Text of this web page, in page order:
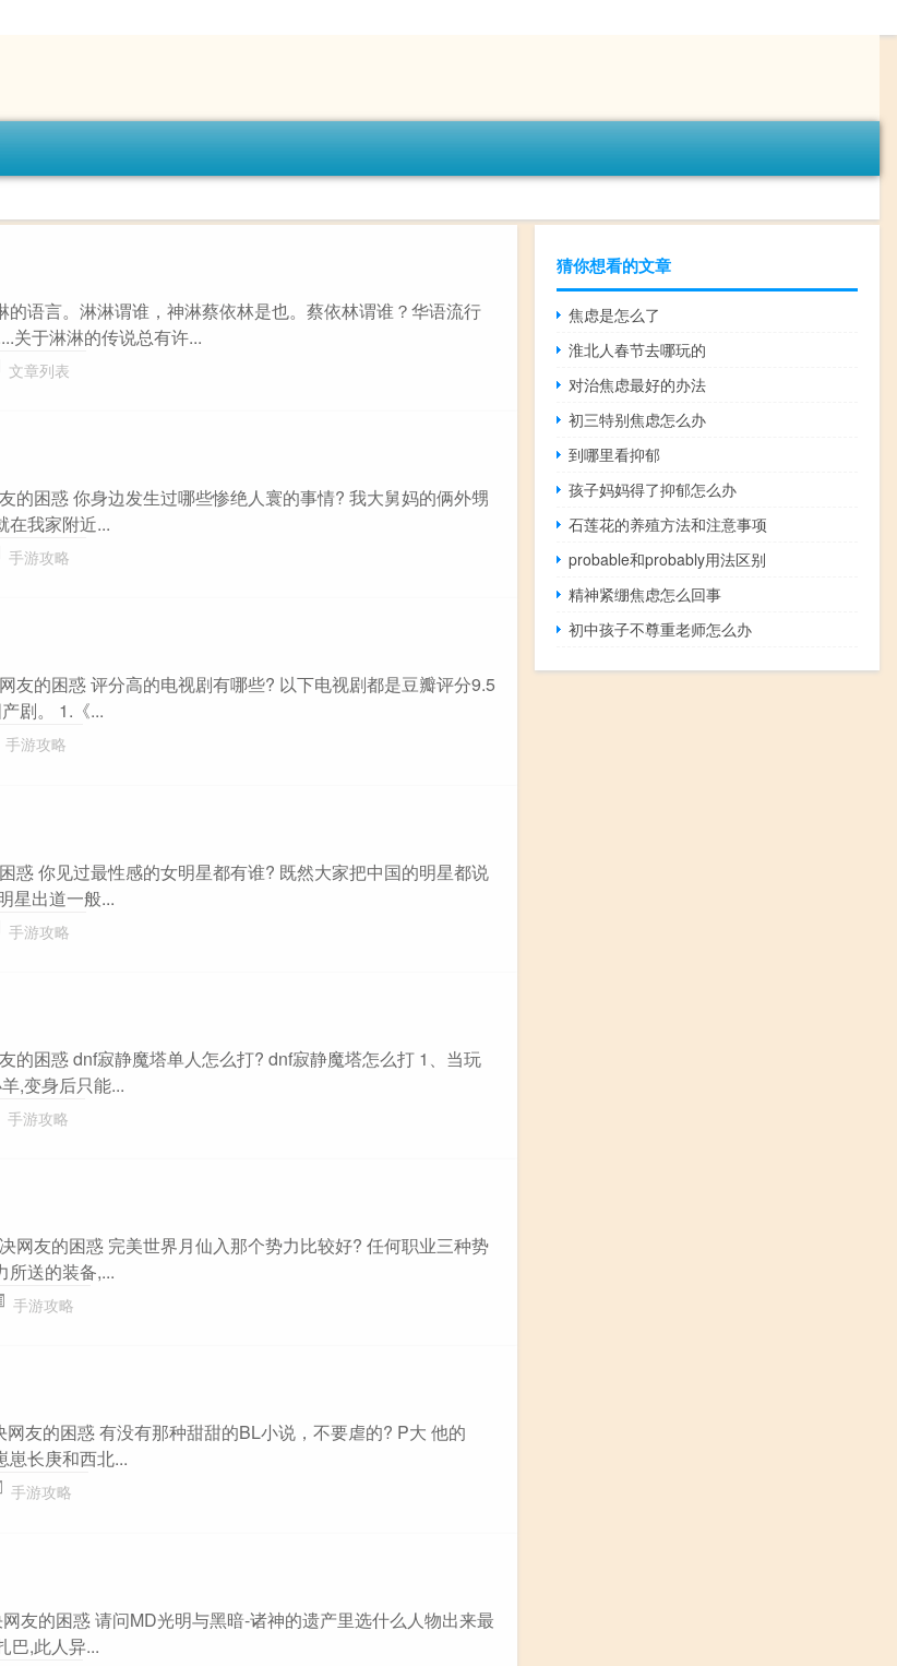
语言。淋淋谓谁，神淋蔡依林是也。蔡依林谓谁？华语流行
关于淋淋的传说总有许...
文章列表
的困惑 你身边发生过哪些惨绝人寰的事情? 我大舅妈的俩外甥
在我家附近...
手游攻略
友的困惑 评分高的电视剧有哪些? 以下电视剧都是豆瓣评分9.5
剧。 1.《...
手游攻略
惑 你见过最性感的女明星都有谁? 既然大家把中国的明星都说
星出道一般...
手游攻略
的困惑 dnf寂静魔塔单人怎么打? dnf寂静魔塔怎么打 1、当玩
,变身后只能...
手游攻略
网友的困惑 完美世界月仙入那个势力比较好? 任何职业三种势
所送的装备,...
手游攻略
网友的困惑 有没有那种甜甜的BL小说，不要虐的? P大 他的
崽长庚和西北...
手游攻略
友的困惑 请问MD光明与黑暗-诸神的遗产里选什么人物出来最
巴,此人异...
猜你想看的文章
焦虑是怎么了
淮北人春节去哪玩的
对治焦虑最好的办法
初三特别焦虑怎么办
到哪里看抑郁
孩子妈妈得了抑郁怎么办
石莲花的养殖方法和注意事项
probable和probably用法区别
精神紧绷焦虑怎么回事
初中孩子不尊重老师怎么办